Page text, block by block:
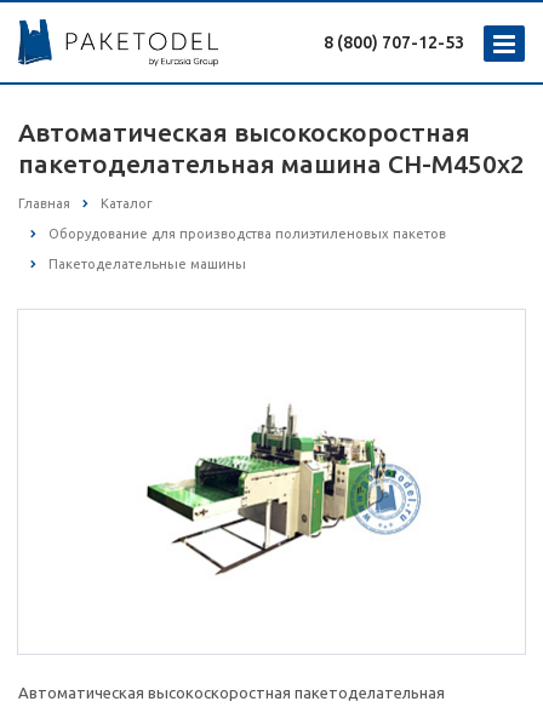
8 (800) 707-12-53
Автоматическая высокоскоростная
пакетоделательная машина CH-M450x2
Главная Каталог
Оборудование для производства полиэтиленовых пакетов
Пакетоделательные машины
Автоматическая высокоскоростная пакетоделательная